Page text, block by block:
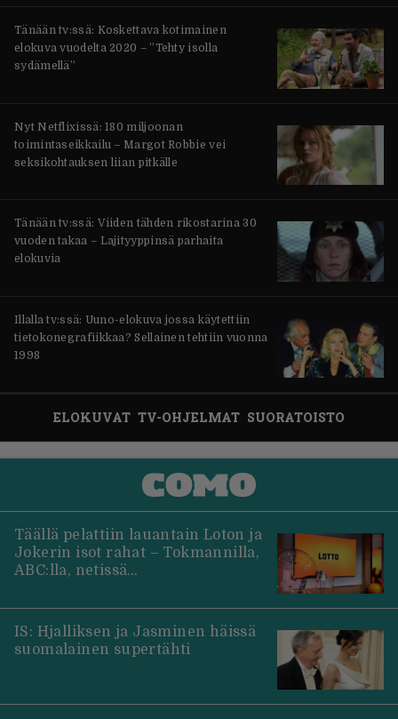
Tänään tv:ssä: Koskettava kotimainen
elokuva vuodelta 2020 – ”Tehty isolla
sydämellä”
Nyt Netflixissä: 180 miljoonan
toimintaseikkailu – Margot Robbie vei
seksikohtauksen liian pitkälle
Tänään tv:ssä: Viiden tähden rikostarina 30
vuoden takaa – Lajityyppinsä parhaita
elokuvia
Illalla tv:ssä: Uuno-elokuva jossa käytettiin
tietokonegrafiikkaa? Sellainen tehtiin vuonna
1998
ELOKUVAT TV-OHJELMAT SUORATOISTO
Täällä pelattiin lauantain Loton ja
Jokerin isot rahat – Tokmannilla,
ABC:lla, netissä…
IS: Hjalliksen ja Jasminen häissä
suomalainen supertähti